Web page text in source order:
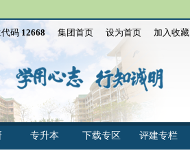
代码12668 集团首页 设为首页 加入收藏
专升本 下载专区 评建专栏